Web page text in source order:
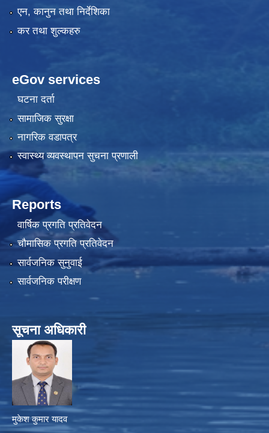
एन, कानुन तथा निर्देशिका
कर तथा शुल्कहरु
eGov services
घटना दर्ता
सामाजिक सुरक्षा
नागरिक वडापत्र
स्वास्थ्य व्यवस्थापन सुचना प्रणाली
Reports
वार्षिक प्रगति प्रतिवेदन
चौमासिक प्रगति प्रतिवेदन
सार्वजनिक सुनुवाई
सार्वजनिक परीक्षण
सूचना अधिकारी
मुकेश कुमार यादव